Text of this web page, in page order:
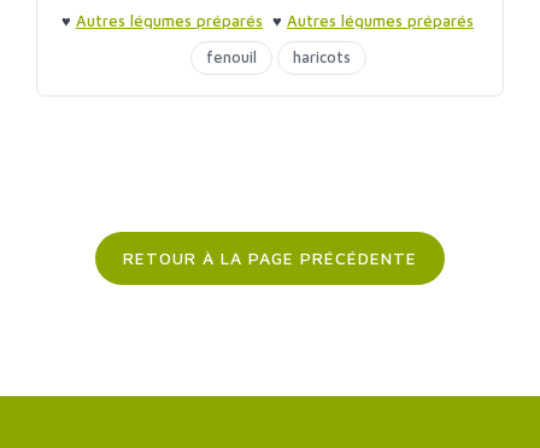
♥ Autres légumes préparés ♥ Autres légumes préparés
fenouil
haricots
RETOUR À LA PAGE PRÉCÉDENTE